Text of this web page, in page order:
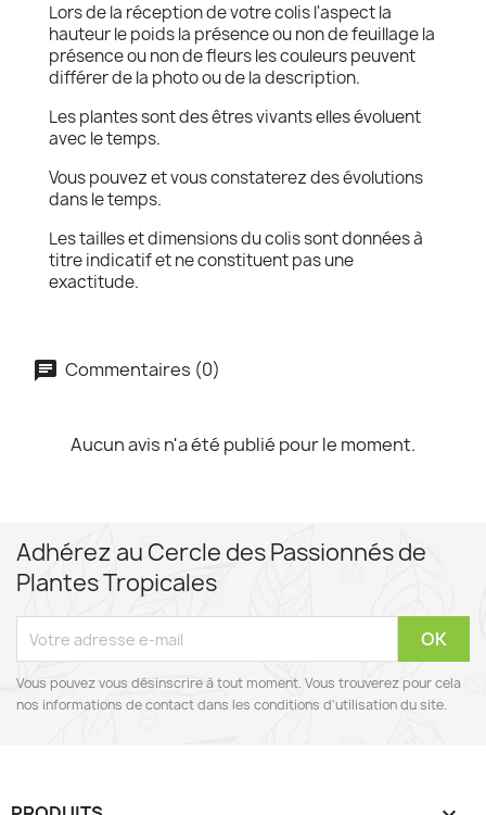
Lors de la réception de votre colis l'aspect la
hauteur le poids la présence ou non de feuillage la
présence ou non de fleurs les couleurs peuvent
différer de la photo ou de la description.
Les plantes sont des êtres vivants elles évoluent
avec le temps.
Vous pouvez et vous constaterez des évolutions
dans le temps.
Les tailles et dimensions du colis sont données à
titre indicatif et ne constituent pas une
exactitude.
Commentaires (0)
Aucun avis n'a été publié pour le moment.
Adhérez au Cercle des Passionnés de
Plantes Tropicales
Vous pouvez vous désinscrire à tout moment. Vous trouverez pour cela
nos informations de contact dans les conditions d'utilisation du site.